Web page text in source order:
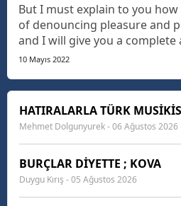
But I must explain to you
of denouncing pleasure and
and I will give you a
system, and expound the
human
10 Mayıs 2022
Mehmet Dolgunyurek - 06 Ağustos 2026
BURÇLAR DİYETTE ; KOVA
Duygu Kırış - 05 Ağustos 2026